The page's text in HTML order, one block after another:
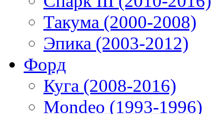
Такума (2000-2008)
Эпика (2003-2012)
Форд
Куга (2008-2016)
Mondeo (1993-1996)